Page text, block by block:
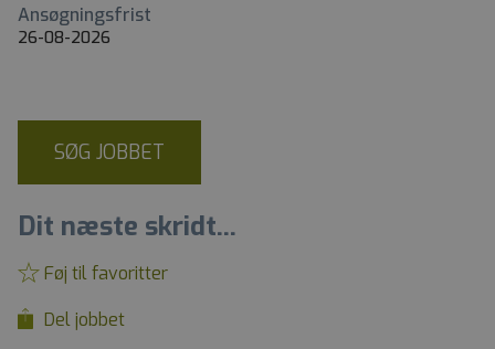
Ansøgningsfrist
26-08-2026
SØG JOBBET
Dit næste skridt...
Føj til favoritter
Del jobbet